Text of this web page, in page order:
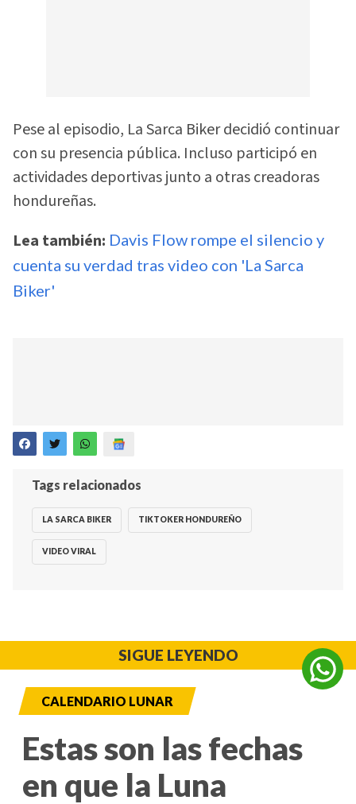
Pese al episodio, La Sarca Biker decidió continuar
con su presencia pública. Incluso participó en
actividades deportivas junto a otras creadoras
hondureñas.
Lea también: Davis Flow rompe el silencio y
cuenta su verdad tras video con 'La Sarca
Biker'
Tags relacionados
LA SARCA BIKER TIKTOKER HONDUREÑO
VIDEO VIRAL
SIGUE LEYENDO
CALENDARIO LUNAR
Estas son las fechas
en que la Luna